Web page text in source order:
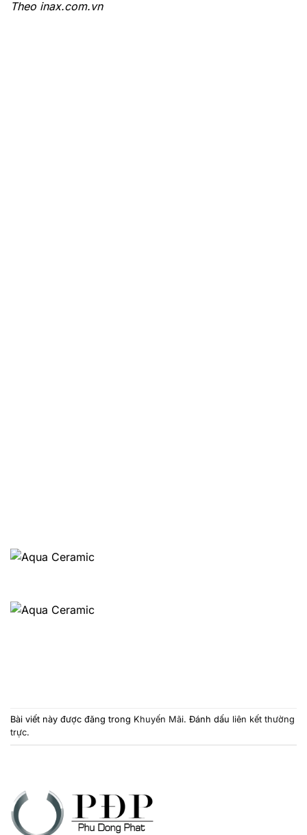
Theo inax.com.vn
Bài viết này được đăng trong Khuyến Mãi. Đánh dấu liên kết thường
trực.